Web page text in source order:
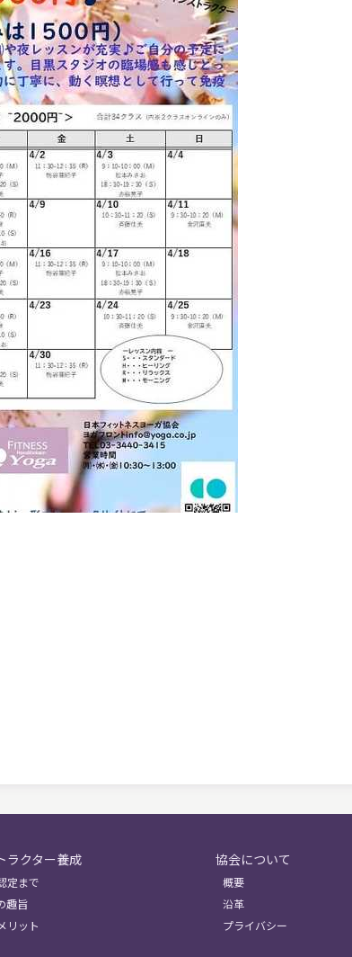
ラクター養成
定まで
趣旨
リット
協会について
概要
沿革
プライバシー